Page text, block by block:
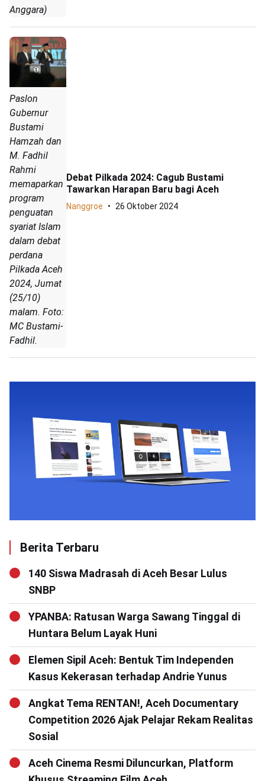
Anggara)
Paslon
Gubernur
Bustami
Hamzah dan
M. Fadhil
Rahmi
memaparkan
program
penguatan
syariat Islam
dalam debat
perdana
Pilkada Aceh
2024, Jumat
(25/10)
malam. Foto:
MC Bustami-
Fadhil.
Debat Pilkada 2024: Cagub Bustami
Tawarkan Harapan Baru bagi Aceh
Nanggroe 26 Oktober 2024
Berita Terbaru
140 Siswa Madrasah di Aceh Besar Lulus
SNBP
YPANBA: Ratusan Warga Sawang Tinggal di
Huntara Belum Layak Huni
Elemen Sipil Aceh: Bentuk Tim Independen
Kasus Kekerasan terhadap Andrie Yunus
Angkat Tema RENTAN!, Aceh Documentary
Competition 2026 Ajak Pelajar Rekam Realitas
Sosial
Aceh Cinema Resmi Diluncurkan, Platform